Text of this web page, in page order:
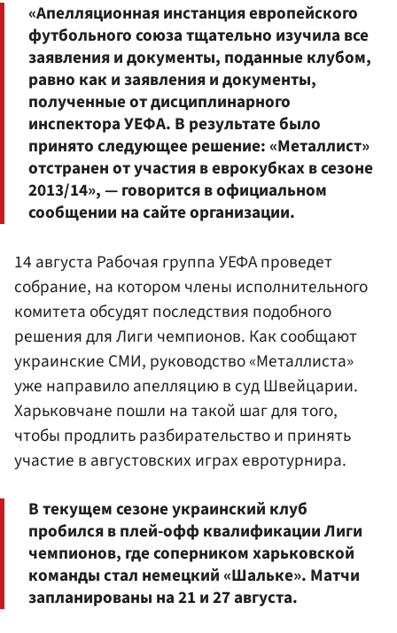
«Апелляционная инстанция европейского
футбольного союза тщательно изучила все
заявления и документы, поданные клубом,
равно как и заявления и документы,
полученные от дисциплинарного
инспектора УЕФА. В результате было
принято следующее решение: «Металлист»
отстранен от участия в еврокубках в сезоне
2013/14», — говорится в официальном
сообщении на сайте организации.
14 августа Рабочая группа УЕФА проведет
собрание, на котором члены исполнительного
комитета обсудят последствия подобного
решения для Лиги чемпионов. Как сообщают
украинские СМИ, руководство «Металлиста»
уже направило апелляцию в суд Швейцарии.
Харьковчане пошли на такой шаг для того,
чтобы продлить разбирательство и принять
участие в августовских играх евротурнира.
В текущем сезоне украинский клуб
пробился в плей-офф квалификации Лиги
чемпионов, где соперником харьковской
команды стал немецкий «Шальке». Матчи
запланированы на 21 и 27 августа.